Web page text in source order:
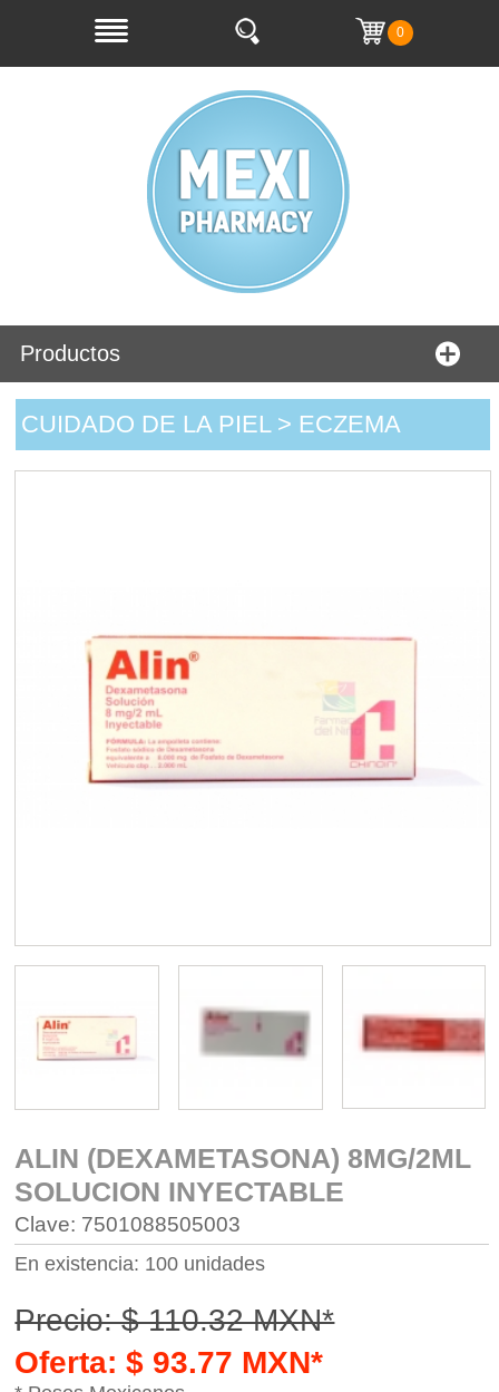
0
Productos
CUIDADO DE LA PIEL > ECZEMA
ALIN (DEXAMETASONA) 8MG/2ML
SOLUCION INYECTABLE
Clave: 7501088505003
En existencia: 100 unidades
Precio: $ 110.32 MXN*
Oferta: $ 93.77 MXN*